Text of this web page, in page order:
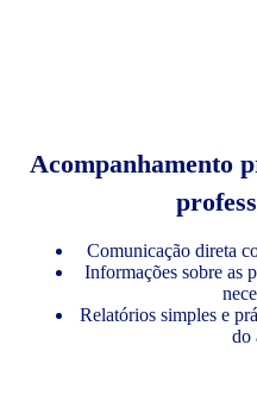
Acompanhamento
Comunicação direta
Informações sobre as
Relatórios simples e
do